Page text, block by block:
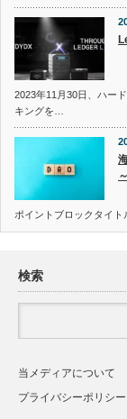
2023年11月30日、ハー
キングを…
ポイントブロックタイ
検索
当メディアについて
プライバシーポリシー